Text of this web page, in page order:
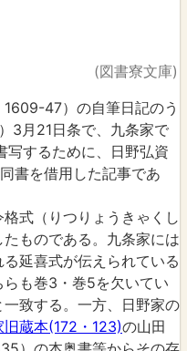
(図書寮文庫)
47）の自筆日記のう
3月21日条で、九条家で
写するために、日野弘資
書を借用した記事であ
式（りつりょうきゃくし
ものである。九条家には
延喜式が伝えられている
も巻3・巻5を欠いてい
致する。一方、日野家の
旧蔵本(172・123)の山田